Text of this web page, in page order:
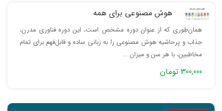
هوش مصنوعی برای همه
همان‌طوری که از عنوان دوره مشخص است، این دوره فناوری مدرن،
جذاب و پرحاشیه هوش مصنوعی را به زبانی ساده و قابل‌فهم برای تمام
مخاطبین، با هر سن و میزان ...
300,000 تومان